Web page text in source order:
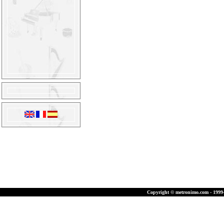
Copyright © metronimo.com -